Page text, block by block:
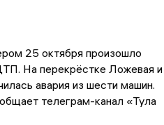
25 октября произошло
На перекрёстке Ложевая и
авария из шести машин.
телеграм-канал «Тула